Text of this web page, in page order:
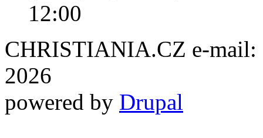
12:00
CHRISTIANIA.CZ e-mail:
2026
powered by Drupal